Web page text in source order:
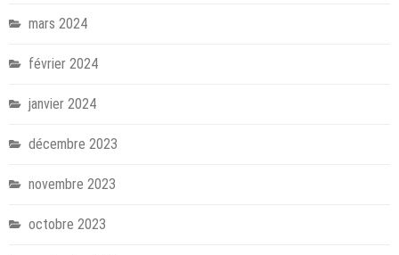
mars 2024
février 2024
janvier 2024
décembre 2023
novembre 2023
octobre 2023